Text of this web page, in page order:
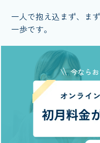
一人で抱え込まず、ま
一歩です。
今なら